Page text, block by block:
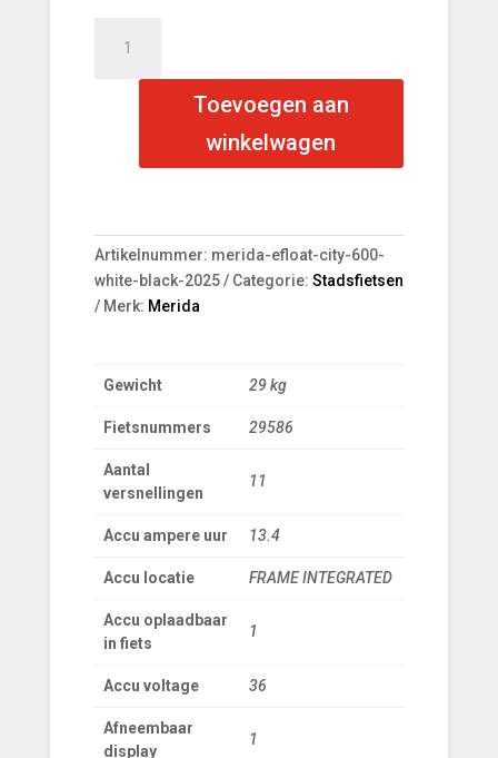
eFLOAT
Toevoegen aan
winkelwagen
Artikelnummer: merida-efloat-city-600-
white-black-2025
Categorie: Stadsfietsen
Merk: Merida
Gewicht 29 kg
Fietsnummers 29586
Aantal
versnellingen
11
Accu ampere uur 13.4
Accu locatie FRAME INTEGRATED
Accu oplaadbaar
in fiets
1
Accu voltage 36
Afneembaar
display
1